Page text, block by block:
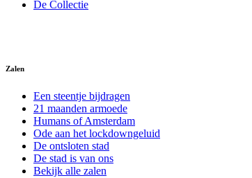
De Collectie
Zalen
Een steentje bijdragen
21 maanden armoede
Humans of Amsterdam
Ode aan het lockdowngeluid
De ontsloten stad
De stad is van ons
Bekijk alle zalen